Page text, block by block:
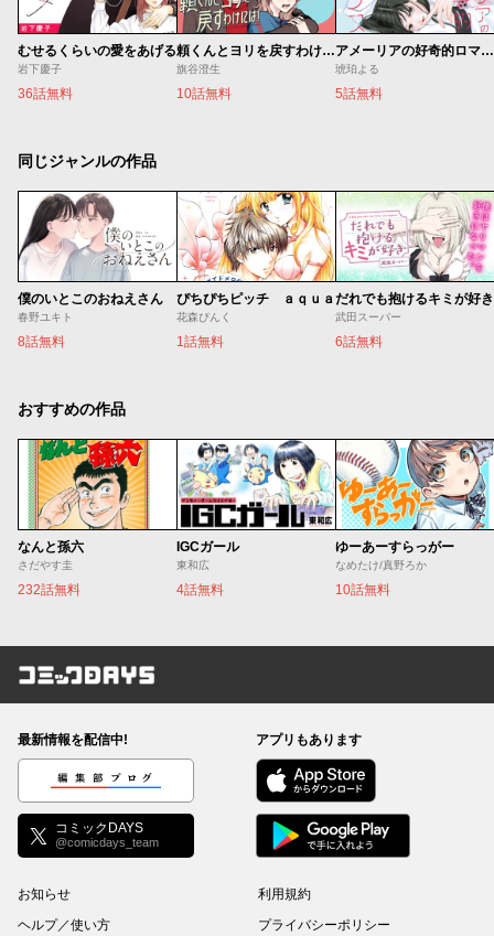
むせるくらいの愛をあげる
岩下慶子
36話無料
頼くんとヨリを戻すわけには！
旗谷澄生
10話無料
アメーリアの好奇的ロマンス
琥珀よる
5話無料
同じジャンルの作品
僕のいとこのおねえさん
春野ユキト
8話無料
ぴちぴちピッチ ａｑｕａ
花森ぴんく
1話無料
だれでも抱けるキミが好き
武田スーパー
6話無料
おすすめの作品
なんと孫六
さだやす圭
232話無料
IGCガール
東和広
4話無料
ゆーあーすらっがー
なめたけ/真野ろか
10話無料
コミックDAYS
最新情報を配信中!
編集部ブログ
コミックDAYS
@comicdays_team
アプリもあります
お知らせ
ヘルプ／使い方
利用規約
プライバシーポリシー